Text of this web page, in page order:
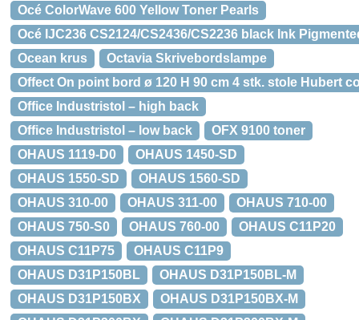
Océ ColorWave 600 Yellow Toner Pearls
Océ IJC236 CS2124/CS2436/CS2236 black Ink
Ocean krus
Octavia Skrivebordslampe
Offect On point bord ø 120 H 90 cm 4 stk. stole Hubert
Office Industristol – high back
Office Industristol – low back
OFX 9100 toner
OHAUS 1119-D0
OHAUS 1450-SD
OHAUS 1550-SD
OHAUS 1560-SD
OHAUS 310-00
OHAUS 311-00
OHAUS 710-00
OHAUS 750-S0
OHAUS 760-00
OHAUS C11P20
OHAUS C11P75
OHAUS C11P9
OHAUS D31P150BL
OHAUS D31P150BL-M
OHAUS D31P150BX
OHAUS D31P150BX-M